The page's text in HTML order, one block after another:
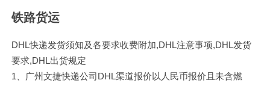
铁路货运
DHL快递发货须知及各要求收费附加,DHL注意事项,DHL发货
要求,DHL出货规定
1、广州文捷快递公司DHL渠道报价以人民币报价且未含燃